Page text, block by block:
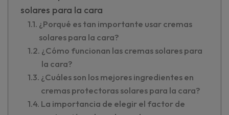
solares para la cara
¿Porqué es tan importante usar cremas
solares para la cara?
¿Cómo funcionan las cremas solares para
la cara?
¿Cuáles son los mejores ingredientes en
cremas protectoras solares para la cara?
La importancia de elegir el factor de